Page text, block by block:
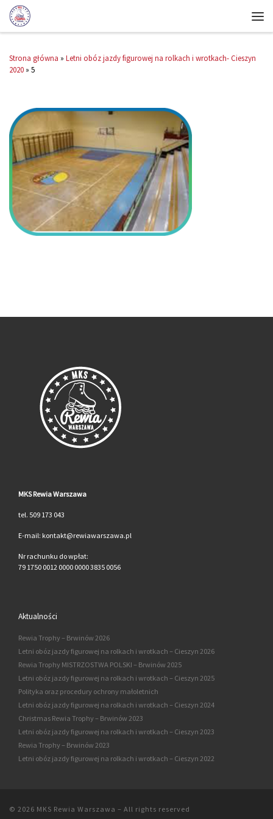
Strona główna » Letni obóz jazdy figurowej na rolkach i wrotkach- Cieszyn
2020 » 5
MKS Rewia Warszawa
tel. 509 173 043
E-mail: kontakt@rewiawarszawa.pl
Nr rachunku do wpłat:
79 1750 0012 0000 0000 3835 0056
Aktualności
Rewia Trophy – Brwinów 2026
Letni obóz jazdy figurowej na rolkach i wrotkach – Cieszyn 2026
Rewia Trophy MISTRZOSTWA POLSKI – Brwinów 2025
Letni obóz jazdy figurowej na rolkach i wrotkach – Cieszyn 2025
Polityka oraz procedury ochrony małoletnich
Letni obóz jazdy figurowej na rolkach i wrotkach – Cieszyn 2024
Christmas Rewia Trophy – Brwinów 2023
Letni obóz jazdy figurowej na rolkach i wrotkach – Cieszyn 2023
Rewia Trophy – Brwinów 2023
Letni obóz jazdy figurowej na rolkach i wrotkach – Cieszyn 2022
© 2026 MKS Rewia Warszawa – All rights reserved